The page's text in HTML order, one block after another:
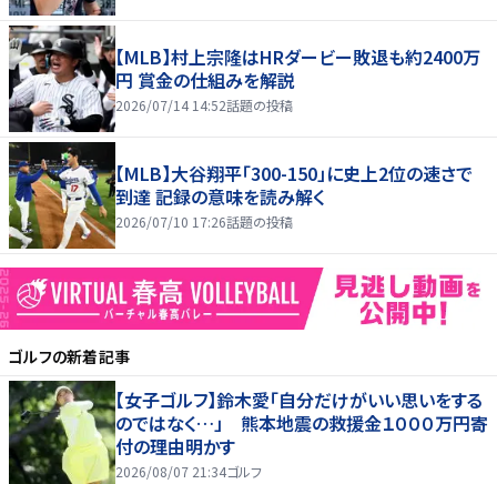
【MLB】村上宗隆はHRダービー敗退も約2400万
円 賞金の仕組みを解説
2026/07/14 14:52話題の投稿
【MLB】大谷翔平「300-150」に史上2位の速さで
到達 記録の意味を読み解く
2026/07/10 17:26話題の投稿
ゴルフの新着記事
【女子ゴルフ】鈴木愛「自分だけがいい思いをする
のではなく…」 熊本地震の救援金１０００万円寄
付の理由明かす
2026/08/07 21:34ゴルフ